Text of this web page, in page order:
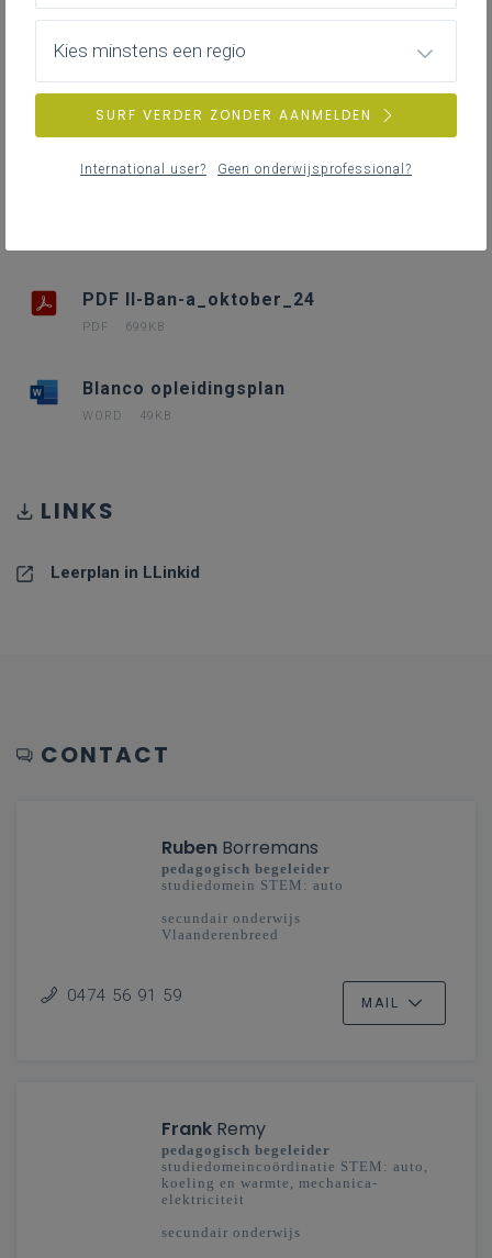
DOWNLOADS
PDF II-Ban-a_oktober_24
PDF 699KB
Blanco opleidingsplan
WORD 49KB
LINKS
Leerplan in LLinkid
CONTACT
Ruben Borremans
pedagogisch begeleider
studiedomein STEM: auto
secundair onderwijs
Vlaanderenbreed
0474 56 91 59 MAIL
Frank Remy
pedagogisch begeleider
studiedomeincoördinatie STEM: auto,
koeling en warmte, mechanica-
elektriciteit
secundair onderwijs
Kies minstens een regio
SURF VERDER ZONDER AANMELDEN
International user? Geen onderwijsprofessional?